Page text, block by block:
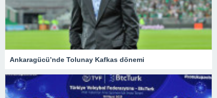
Ankaragücü’nde Tolunay Kafkas dönemi